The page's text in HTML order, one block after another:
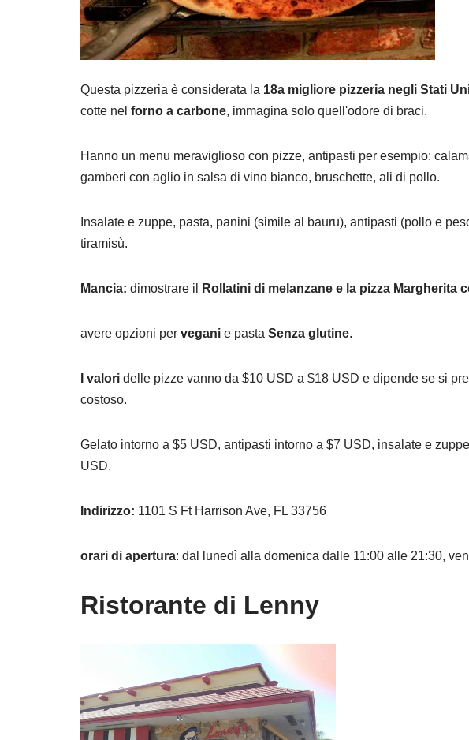
Questa pizzeria è considerata la 18a migliore pizzeria negli Stati
cotte nel forno a carbone, immagina solo quell'odore di braci.
Hanno un menu meraviglioso con pizze, antipasti per esempio:
gamberi con aglio in salsa di vino bianco, bruschette, ali di pollo.
Insalate e zuppe, pasta, panini (simile al bauru), antipasti (pollo e
tiramisù.
Mancia: dimostrare il Rollatini di melanzane e la pizza Margherita
avere opzioni per vegani e pasta Senza glutine.
I valori delle pizze vanno da $10 USD a $18 USD e dipende se si
costoso.
Gelato intorno a $5 USD, antipasti intorno a $7 USD, insalate e
USD.
Indirizzo: 1101 S Ft Harrison Ave, FL 33756
orari di apertura: dal lunedì alla domenica dalle 11:00 alle 21:30,
Ristorante di Lenny